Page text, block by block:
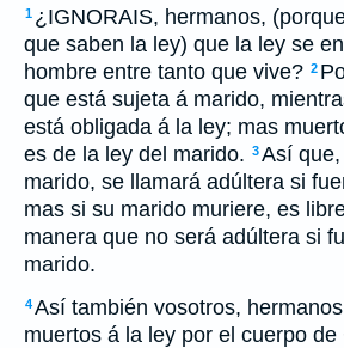
1 ¿IGNORAIS, hermanos,
que saben la ley) que la ley se
hombre entre tanto que vive? 2
que está sujeta á marido,
está obligada á la ley; mas
es de la ley del marido. 3Así que,
marido, se llamará adúltera si
mas si su marido muriere, es
manera que no será adúltera si
marido.
4Así también vosotros,
muertos á la ley por el cuerpo